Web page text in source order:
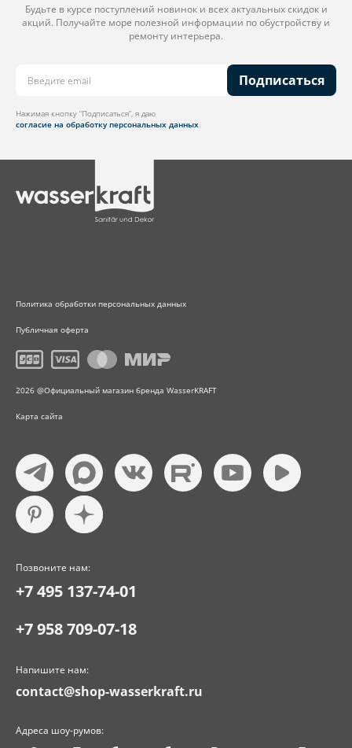
Будьте в курсе поступлений новинок и всех актуальных скидок и
акций. Получайте море полезной информации по обустройству и
ремонту интерьера.
Подписаться
Нажимая кнопку “Подписаться”, я даю
согласие на обработку персональных данных
Политика обработки персональных данных
Публичная оферта
2026 @Официальный магазин бренда WasserKRAFT
Карта сайта
Позвоните нам:
+7 495 137-74-01
+7 958 709-07-18
Напишите нам:
contact@shop-wasserkraft.ru
Адреса шоу-румов: